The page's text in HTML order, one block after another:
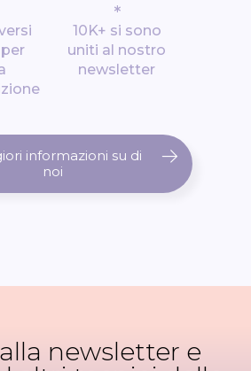
*
10K+ si sono
uniti al nostro
newsletter
informazioni su di
noi
newsletter e